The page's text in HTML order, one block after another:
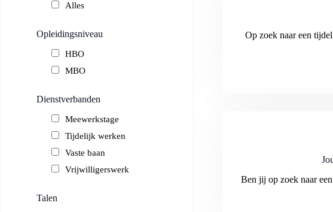
Op zoek naar een
Ben jij op zoek naar
Alles
Opleidingsniveau
HBO
MBO
Dienstverbanden
Meewerkstage
Tijdelijk werken
Vaste baan
Vrijwilligerswerk
Talen